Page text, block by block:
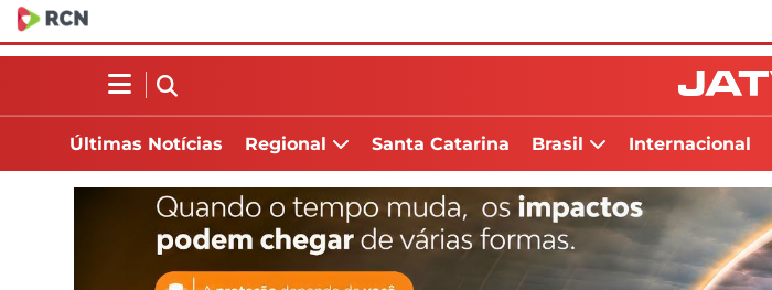
Últimas Notícias Regional Santa Catarina Brasil Internacional